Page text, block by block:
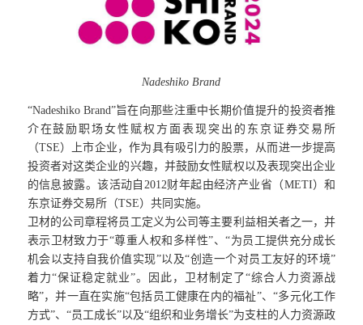
Nadeshiko Brand
“Nadeshiko Brand”旨在向那些注重中长期价值提升的投资者推
介在鼓励职场女性赋权方面表现突出的东京证券交易所
（TSE）上市企业，作为具有吸引力的股票，从而进一步提高
投资者对这类企业的兴趣，并鼓励女性赋权以及表现突出企业
的信息披露。该活动自2012财年起由经济产业省（METI）和
东京证券交易所（TSE）共同实施。
卫材的公司章程将员工定义为公司等主要利益相关者之一，并
表示卫材致力于“尊重人权和多样性”、“为员工提供充分成长
机会以支持自我价值实现”以及“创造一个对员工友好的环境”
着力“保证稳定就业”。因此，卫材制定了“综合人力资源战
略”，并一直在实施“包括员工健康在内的福祉”、“多元化工作
方式”、“员工成长”以及“组织和业务增长”为支柱的人力资源政